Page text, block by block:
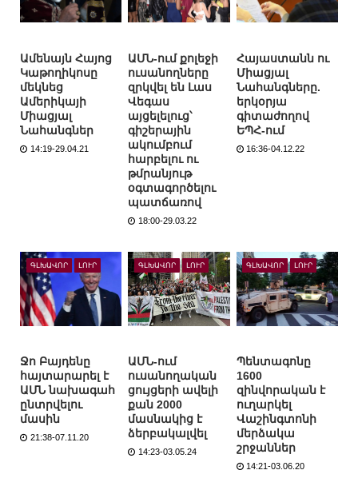
Ամենայն Հայոց
Կաթողիկոսը
մեկնեց
Ամերիկայի
Միացյալ
Նահանգներ
14:19-29.04.21
ԱՄՆ-ում քոլեջի
ուսանողները
զրկվել են Լաս
Վեգաս
այցելելուց՝
գիշերային
ակումբում
հարբելու ու
թմրանյութ
օգտագործելու
պատճառով
18:00-29.03.22
Հայաստանն ու
Միացյալ
Նահանգները.
երկօրյա
գիտաժողով
ԵՊՀ-ում
16:36-04.12.22
ԳԼԽԱՎՈՐ ԼՈՒՐ
Ջո Բայդենը
հայտարարել է
ԱՄՆ նախագահ
ընտրվելու
մասին
21:38-07.11.20
ԳԼԽԱՎՈՐ ԼՈՒՐ
ԱՄՆ-ում
ուսանողական
ցույցերի ավելի
քան 2000
մասնակից է
ձերբակալվել
14:23-03.05.24
ԳԼԽԱՎՈՐ ԼՈՒՐ
Պենտագոնը
1600
զինվորական է
ուղարկել
Վաշինգտոնի
մերձակա
շրջաններ
14:21-03.06.20